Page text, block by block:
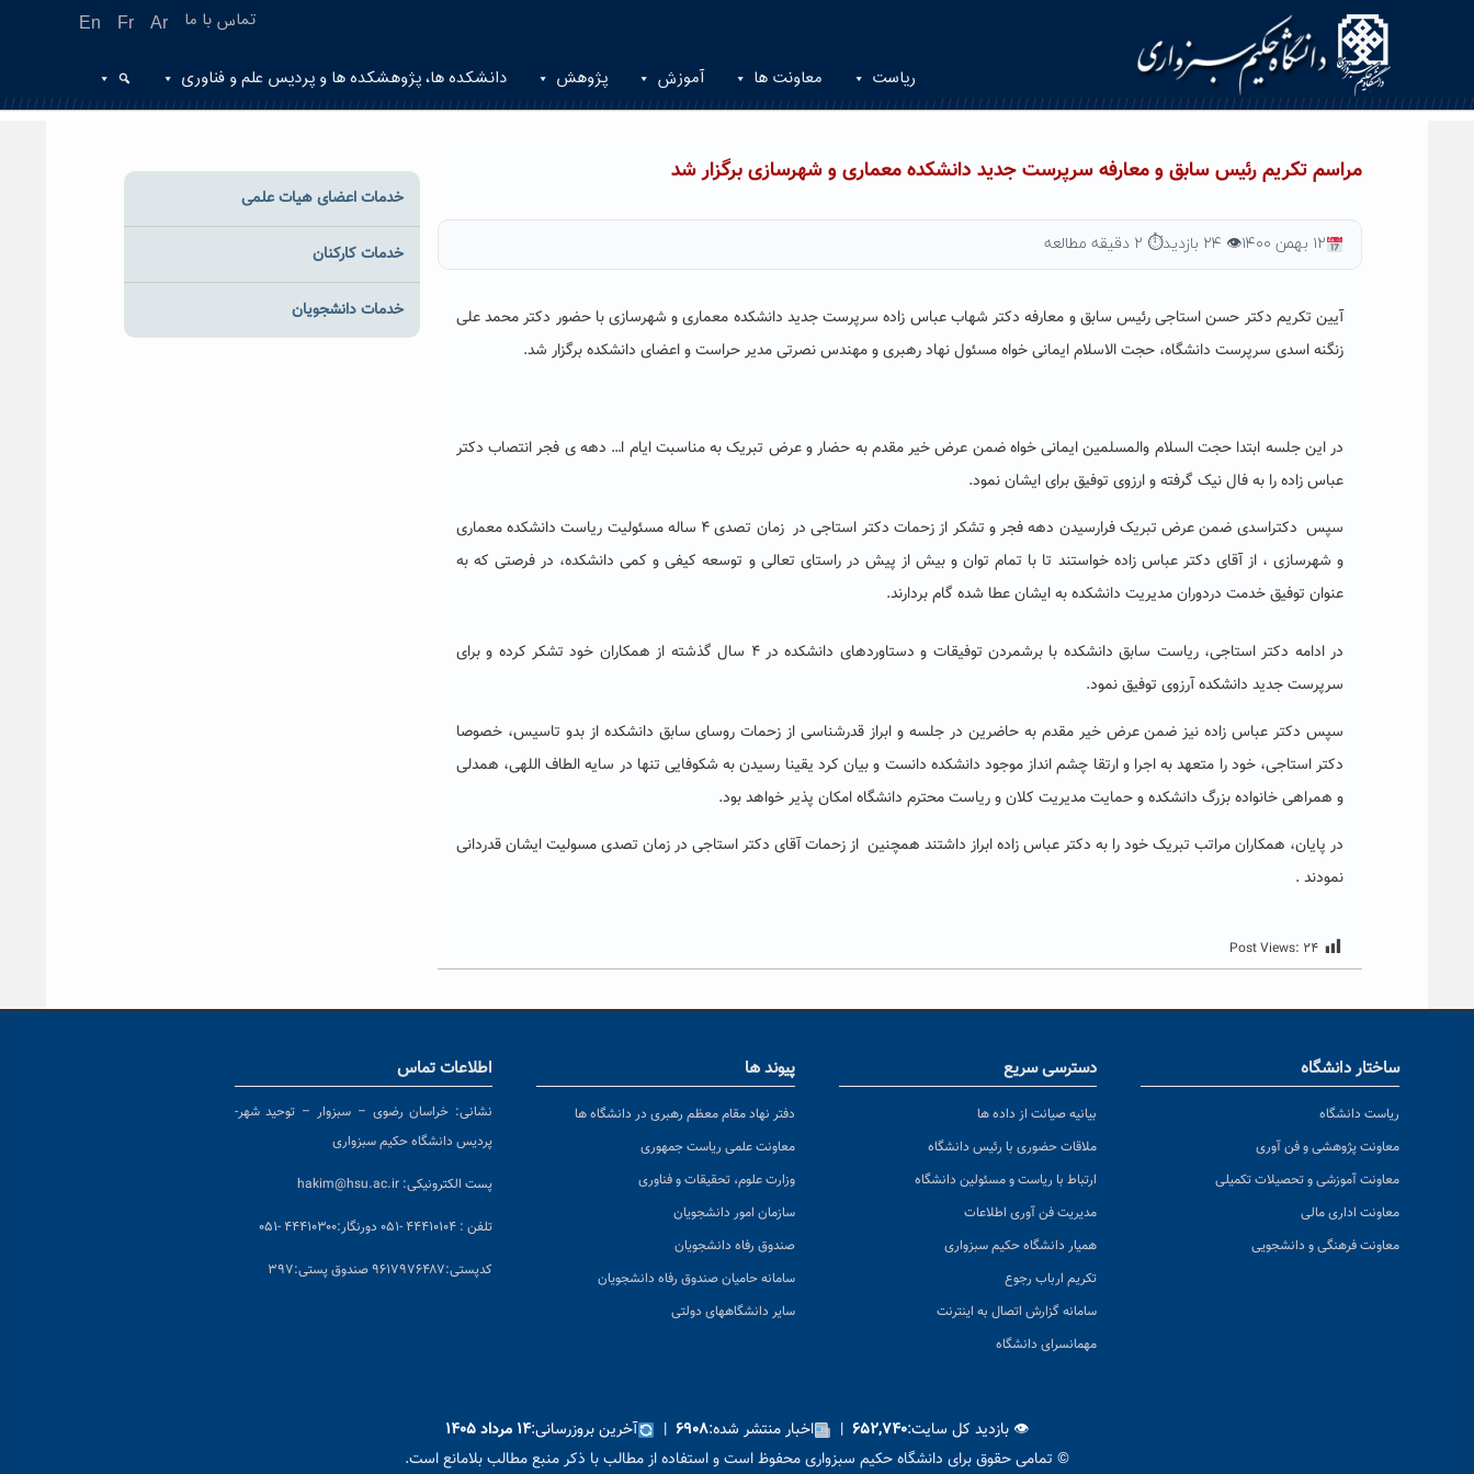
En Fr Ar تماس با ما
ریاست معاونت ها آموزش پژوهش دانشکده ها، پژوهشکده ها و پردیس علم و فناوری
مراسم تکریم رئیس سابق و معارفه سرپرست جدید دانشکده معماری و شهرسازی برگزار شد
۱۲ بهمن ۱۴۰۰ 👁 ۲۴ بازدید ⏱ ۲ دقیقه مطالعه
آیین تکریم دکتر حسن استاجی رئیس سابق و معارفه دکتر شهاب عباس زاده سرپرست جدید دانشکده معماری و شهرسازی با حضور دکتر محمد علی
زنگنه اسدی سرپرست دانشگاه، حجت الاسلام ایمانی خواه مسئول نهاد رهبری و مهندس نصرتی مدیر حراست و اعضای دانشکده برگزار شد.
در این جلسه ابتدا حجت السلام والمسلمین ایمانی خواه ضمن عرض خیر مقدم به حضار و عرض تبریک به مناسبت ایام ا… دهه ی فجر انتصاب دکتر
عباس زاده را به فال نیک گرفته و ارزوی توفیق برای ایشان نمود.
سپس دکتراسدی ضمن عرض تبریک فرارسیدن دهه فجر و تشکر از زحمات دکتر استاجی در زمان تصدی ۴ ساله مسئولیت ریاست دانشکده معماری
و شهرسازی ، از آقای دکتر عباس زاده خواستند تا با تمام توان و بیش از پیش در راستای تعالی و توسعه کیفی و کمی دانشکده، در فرصتی که به
عنوان توفیق خدمت دردوران مدیریت دانشکده به ایشان عطا شده گام بردارند.
در ادامه دکتر استاجی، ریاست سابق دانشکده با برشمردن توفیقات و دستاوردهای دانشکده در ۴ سال گذشته از همکاران خود تشکر کرده و برای
سرپرست جدید دانشکده آرزوی توفیق نمود.
سپس دکتر عباس زاده نیز ضمن عرض خیر مقدم به حاضرین در جلسه و ابراز قدرشناسی از زحمات روسای سابق دانشکده از بدو تاسیس، خصوصا
دکتر استاجی، خود را متعهد به اجرا و ارتقا چشم انداز موجود دانشکده دانست و بیان کرد یقینا رسیدن به شکوفایی تنها در سایه الطاف اللهی، همدلی
و همراهی خانواده بزرگ دانشکده و حمایت مدیریت کلان و ریاست محترم دانشگاه امکان پذیر خواهد بود.
در پایان، همکاران مراتب تبریک خود را به دکتر عباس زاده ابراز داشتند همچنین از زحمات آقای دکتر استاجی در زمان تصدی مسولیت ایشان قدردانی
نمودند .
Post Views: ۲۴
خدمات اعضای هیات علمی
خدمات کارکنان
خدمات دانشجویان
ساختار دانشگاه
ریاست دانشگاه
معاونت پژوهشی و فن آوری
معاونت آموزشی و تحصیلات تکمیلی
معاونت اداری مالی
معاونت فرهنگی و دانشجویی
دسترسی سریع
بیانیه صیانت از داده ها
ملاقات حضوری با رئیس دانشگاه
ارتباط با ریاست و مسئولین دانشگاه
مدیریت فن آوری اطلاعات
همیار دانشگاه حکیم سبزواری
تکریم ارباب رجوع
سامانه گزارش اتصال به اینترنت
مهمانسرای دانشگاه
پیوند ها
دفتر نهاد مقام معظم رهبری در دانشگاه ها
معاونت علمی ریاست جمهوری
وزارت علوم، تحقیقات و فناوری
سازمان امور دانشجویان
صندوق رفاه دانشجویان
سامانه حامیان صندوق رفاه دانشجویان
سایر دانشگاههای دولتی
اطلاعات تماس
نشانی: خراسان رضوی – سبزوار – توحید شهر-
پردیس دانشگاه حکیم سبزواری
پست الکترونیکی: hakim@hsu.ac.ir
تلفن : ۴۴۴۱۰۱۰۴ -۰۵۱ دورنگار:۴۴۴۱۰۳۰۰ -۰۵۱
کدپستی:۹۶۱۷۹۷۶۴۸۷ صندوق پستی:۳۹۷
👁 بازدید کل سایت:۶۵۲,۷۴۰ | اخبار منتشر شده:۶۹۰۸ | آخرین بروزرسانی:۱۴ مرداد ۱۴۰۵
© تمامی حقوق برای دانشگاه حکیم سبزواری محفوظ است و استفاده از مطالب با ذکر منبع مطالب بلامانع است.